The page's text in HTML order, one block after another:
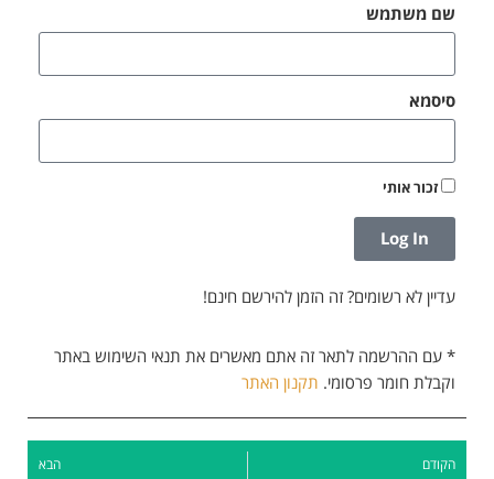
שם משתמש
סיסמא
זכור אותי
Log In
עדיין לא רשומים? זה הזמן להירשם חינם!
* עם ההרשמה לתאר זה אתם מאשרים את תנאי השימוש באתר
וקבלת חומר פרסומי. תקנון האתר
הבא הקודם